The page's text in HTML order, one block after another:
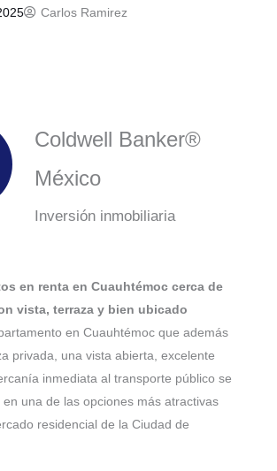
Carlos Ramirez
Coldwell Banker®
México
Inversión inmobiliaria
en renta en Cuauhtémoc cerca de
vista, terraza y bien ubicado
en Cuauhtémoc que además
privada, una vista abierta, excelente
inmediata al transporte público se
en una de las opciones más atractivas
residencial de la Ciudad de